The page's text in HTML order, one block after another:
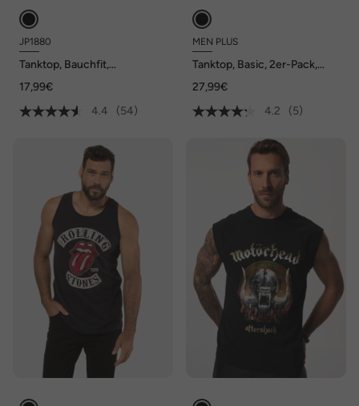
JP1880
Tanktop, Bauchfit,
17,99€
4.4
(54)
MEN PLUS
Tanktop, Basic, 2er-Pack,
27,99€
4.2
(5)